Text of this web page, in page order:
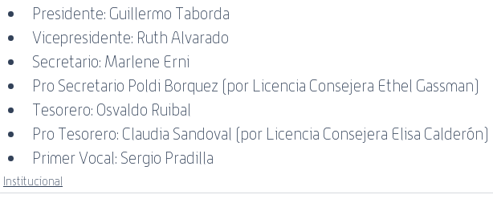
Presidente: Guillermo Taborda
Vicepresidente: Ruth Alvarado
Secretario: Marlene Erni
Pro Secretario Poldi Borquez (por Licencia Consejera Ethel Gassman)
Tesorero: Osvaldo Ruibal
Pro Tesorero: Claudia Sandoval (por Licencia Consejera Elisa Calderón)
Primer Vocal: Sergio Pradilla
Institucional